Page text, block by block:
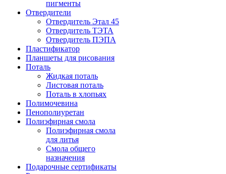
пигменты
Отвердители
Отвердитель Этал 45
Отвердитель ТЭТА
Отвердитель ПЭПА
Пластификатор
Планшеты для рисования
Поталь
Жидкая поталь
Листовая поталь
Поталь в хлопьях
Полимочевина
Пенополиуретан
Полиэфирная смола
Полиэфирная смола
для литья
Смола общего
назначения
Подарочные сертификаты